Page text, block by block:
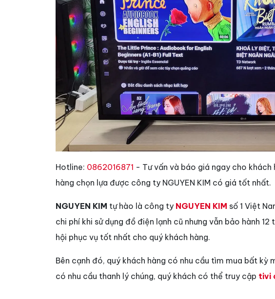
Hotline: 0862016871 - Tư vấn và báo giá ngay cho khách
hàng chọn lựa được công ty NGUYEN KIM có giá tốt nhất.
NGUYEN KIM tự hào là công ty NGUYEN KIM số 1 Việt
chi phí khi sử dụng đồ điện lạnh cũ nhưng vẫn bảo hành
hội phục vụ tốt nhất cho quý khách hàng.
Bên cạnh đó, quý khách hàng có nhu cầu tìm mua bất kỳ
có nhu cầu thanh lý chúng, quý khách có thể truy cập tivi